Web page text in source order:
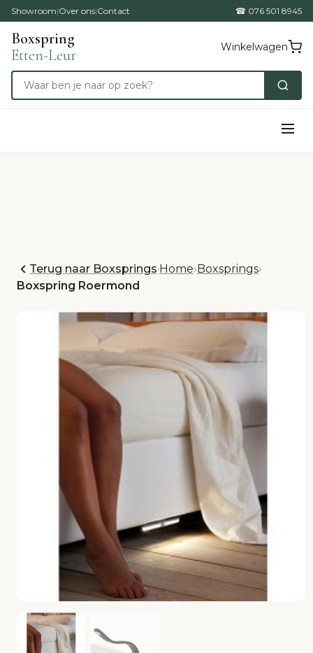
Showroom|Over ons|Contact ☎ 076 501 8945
Boxspring
Etten-Leur
Winkelwagen
Terug naar Boxsprings·Home›Boxsprings›
Boxspring Roermond